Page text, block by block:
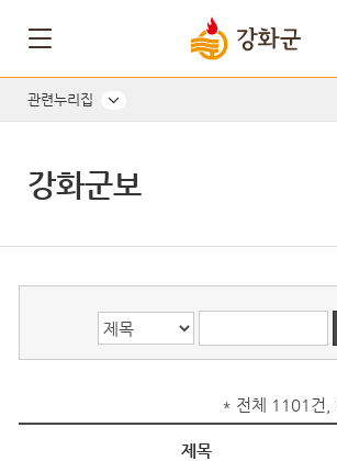
관련누리집
강화군보
* 전체 1101건,
제목